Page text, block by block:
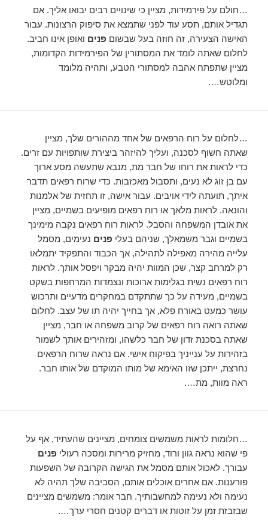
…חולם על פירמידות, מציין כי שינויים רבים יבואו אליך. אם
תגדיל אותם, תסע עוד לפני שתמצא את סיפוק הרצונות. עבור
האישה הצעירה, זה חוזה בעל שבשום פנים ואופן אינו חביב.
לחלום שאתה לומד את המסתורין של הפירמידות הקדומות,
מציין שתפתח אהבה למסתורי הטבע, ותהיה מלומד
ומלוטש….
…לחלום על רוח הרפאים של אחד מההורים שלך, מציין
שאתה חשוף לסכנה, ועליך להיזהר ביצירת שותפויות עם זרים.
כדי לראות את רוחו של חבר מת, מנבא שתעשה מסע ארוך
עם בן זוג לא נעים, ותסבול מאכזבות. כדי שרוח רפאים תדבר
איתך, תועתה לידי אויבים. עבור אישה, זו תחזית של אלמנות
והונאה. לראות מלאך או רוח רפאים מופיעים בשמיים, מציין
את אובדן המשפחה והסבל. לראות רוח רפאים נקבה מימינך
בשמיים וגבר משמאלך, שניהם בעלי פנים נעימים, מסמל
עלייה מהירה מאפילה לתהילה, אך הכבוד והתפקיד יתמלאו
רק למרחב קצר, שכן המוות יהיה מבקר ויפסל אותך. לראות
רוח רפאים נשית בגלימות ארוכות ונצמדות המרחפות בשקט
בשמיים, מעידה על כך שתתקדם במחקרים מדעיים ותרכוש
עושר כמעט באורח פלא, אך בחייך יהיה תו של עצב. לחלום
שאתה רואה רוח רפאים של קרוב משפחה או חבר, מציין
שאתה בסכנת זדון של חבר כלשהו, ​​ומזהירים אותך לשמור
בזהירות על ענייניך בפיקוח אישי. אם נראה שרוח הרפאים
נחרצת, ייתכן שזו האימא של מותו המוקדם של אותו חבר.
ראה מוות, מת….
…חלומות לראות משמשים צומחים, מציינים שהעתיד, אף על
פי שהוא נראה גוון ורוד, מחזיק מרירות ומסכה רעולי פנים
עבורך. לאכול אותם מסמל את הגישה הקרובה של השפעות
פורענות. אם אחרים אוכלים אותם, הסביבה שלך תהיה לא
נעימה ולא נעימה למחשבותיך. חבר אומר: משמשים מציינים
שבזבזת זמן על זוטות או דברים קטנים חסרי ערך….